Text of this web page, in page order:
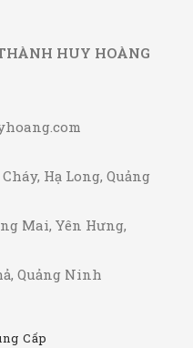
HUY HOÀNG
Hạ Long, Quảng
Mai, Yên Hưng,
Quảng Ninh
Cấp